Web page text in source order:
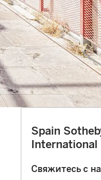
Spain
International
Свяжитесь с